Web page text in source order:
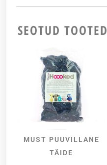
SEOTUD TOOTED
LISA KORVI
MUST PUUVILLANE
TÄIDE